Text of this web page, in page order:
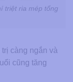
triệt ria mép tổng
càng ngắn và
cũng tăng